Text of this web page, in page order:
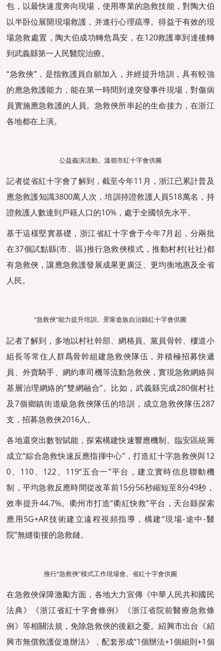
包，以最快速度奔向現場，使用專業的急救技能，對陶大伯
以半卧位展開現場救護，并進行心理疏導。得益于有效的現
場急救處置，陶大伯成功轉危爲安，在120救護車到達後轉
到武義縣第一人民醫院治療。
“急救俠”，是指救護員自願加入，并經提升培訓，具有較強
的應急救護能力，能在第一時間到達突發事件現場，對傷病
員實施應急救護的人員。急救俠所串起的生命接力，在浙江
各地都在上演。
公益義演活動。溫嶺市紅十字會供圖
記者從省紅十字會了解到，截至今年11月，浙江已累計普及
應急救護知識3800萬人次，培訓持證救護人員518萬名，持
證救護人數達到戶籍人口的10%，處于全國領先水平。
基于這樣堅實基礎，浙江省紅十字會于今年7月起，分兩批
在37個試點縣(市、區)推行急救俠模式，推動村村(社社)都
有急救俠，讓應急救護發展成果更廣泛、更均衡地惠及全省
人民。
“急救俠”能力提升培訓。景甯畲族自治縣紅十字會供圖
記者了解到，多地以村社幹部、網格員、黨員骨幹、樓道小
組長等常住人群爲骨幹組建急救俠隊伍，并積極招募快遞
員、外賣騎手、網約車司機等流動急救俠，實現急救網絡與
基層治理網絡的“雙網融合”。比如，武義縣完成280個村社
及7個鄉鎮街道級急救俠隊伍的培訓，成立急救俠隊伍287
支，招募急救俠2016人。
各地還突出數智賦能，探索構建快速響應機制。臨安區統籌
成立“綜合急救快速反應指揮中心”，打造紅十字急救俠與12
0、110、122、119“五合一”平台，建立實時信息聯動機
制，平均急救反應時間從改革前15分56秒縮短至8分49秒，
效率提升44.7%。衢州市打造“衢紅快救”平台，天台縣探索
應用5G+AR技術建立遠程視頻指導，構建“現場-途中-醫
院”無縫銜接的急救鏈。
推行“急救俠”模式工作現場會。省紅十字會供圖
在急救俠保障激勵方面，各地大力宣傳《中華人民共和國民
法典》《浙江省紅十字會條例》《浙江省院前醫療急救條
例》等相關法規，免除急救俠的後顧之憂。紹興市出台《紹
興市無償救護促進辦法》，配套形成“1個辦法+1個細則+1個